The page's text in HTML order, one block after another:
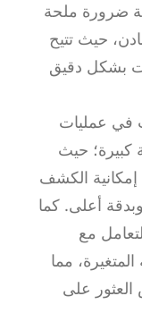
ضرورة ملحة
حيث تتيح
بشكل دقيق
في عمليات
كبيرة؛ حيث
إمكانية الكشف
أعلى. كما
مع
مما
على